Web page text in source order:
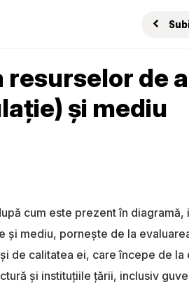
de
și mediu
cum este prezent în
și mediu, pornește de la
de calitatea ei, care începe de
și instituțiile țării, inclusiv